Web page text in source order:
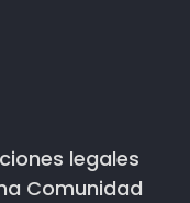
legales
Comunidad